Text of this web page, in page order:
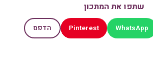
שתפו את המתכון
WhatsApp
Pinterest הדפס